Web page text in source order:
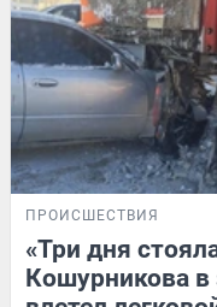
ПРОИСШЕСТВИЯ
«Три дня
Кошурникова